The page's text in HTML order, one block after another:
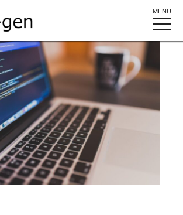
MENU
toggle